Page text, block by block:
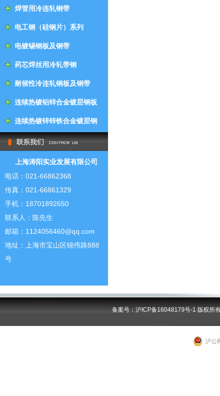
带
焊管用冷连轧钢带
电工钢（硅钢片）系列
电镀锡钢板及钢带
药芯焊丝用冷轧带钢
耐候性冷连轧钢板及钢带
连续热镀铝锌合金镀层钢板
及钢带
连续热镀锌锌铁合金镀层钢
板及钢带
上海涛阳实业发展有限公司
电话：021-66862368
传真：021-66861329
手机：18701892650
联系人：陈先生
邮箱：1124056460@qq.com
地址：上海市宝山区锦伟路888
号
备案号：沪ICP备16048179号-1 版权所
沪公